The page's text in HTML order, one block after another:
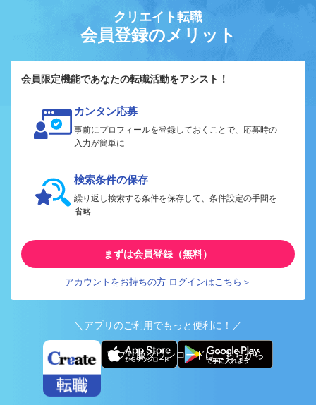
クリエイト転職
会員登録のメリット
会員限定機能であなたの転職活動をアシスト！
カンタン応募
事前にプロフィールを登録しておくことで、応募時の
入力が簡単に
検索条件の保存
繰り返し検索する条件を保存して、条件設定の手間を
省略
まずは会員登録（無料）
アカウントをお持ちの方 ログインはこちら＞
＼アプリのご利用でもっと便利に！／
アプリ版ダウンロードはこちらから